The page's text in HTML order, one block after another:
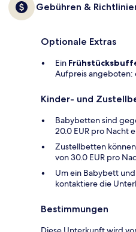
Gebühren &
Optionale Extras
Ein
Aufpreis angeboten:
Kinder- und
Babybetten sind
20.0 EUR pro Nacht
Zustellbetten
von 30.0 EUR pro
Um ein Babybett
kontaktiere die
Bestimmungen